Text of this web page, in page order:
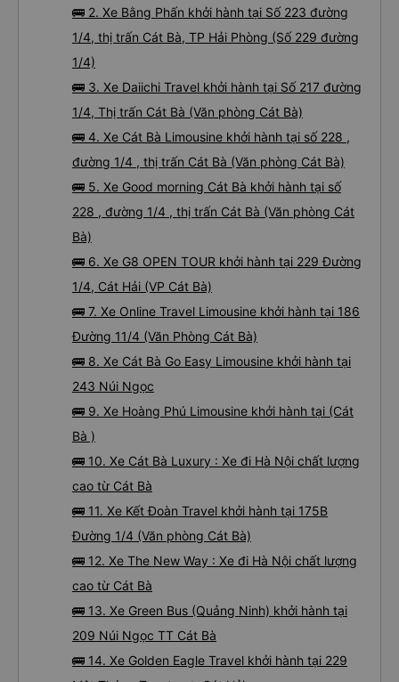
🚌 2. Xe Bằng Phấn khởi hành tại Số 223 đường
1/4, thị trấn Cát Bà, TP Hải Phòng (Số 229 đường
1/4)
🚌 3. Xe Daiichi Travel khởi hành tại Số 217 đường
1/4, Thị trấn Cát Bà (Văn phòng Cát Bà)
🚌 4. Xe Cát Bà Limousine khởi hành tại số 228 ,
đường 1/4 , thị trấn Cát Bà (Văn phòng Cát Bà)
🚌 5. Xe Good morning Cát Bà khởi hành tại số
228 , đường 1/4 , thị trấn Cát Bà (Văn phòng Cát
Bà)
🚌 6. Xe G8 OPEN TOUR khởi hành tại 229 Đường
1/4, Cát Hải (VP Cát Bà)
🚌 7. Xe Online Travel Limousine khởi hành tại 186
Đường 11/4 (Văn Phòng Cát Bà)
🚌 8. Xe Cát Bà Go Easy Limousine khởi hành tại
243 Núi Ngọc
🚌 9. Xe Hoàng Phú Limousine khởi hành tại (Cát
Bà )
🚌 10. Xe Cát Bà Luxury : Xe đi Hà Nội chất lượng
cao từ Cát Bà
🚌 11. Xe Kết Đoàn Travel khởi hành tại 175B
Đường 1/4 (Văn phòng Cát Bà)
🚌 12. Xe The New Way : Xe đi Hà Nội chất lượng
cao từ Cát Bà
🚌 13. Xe Green Bus (Quảng Ninh) khởi hành tại
209 Núi Ngọc TT Cát Bà
🚌 14. Xe Golden Eagle Travel khởi hành tại 229